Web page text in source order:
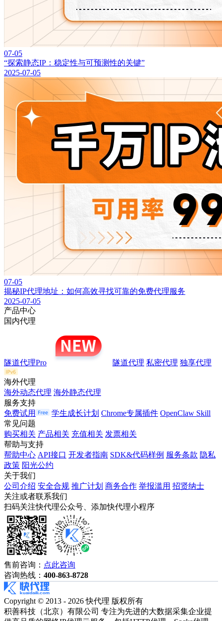
07-05
“探索静态IP：稳定性与可预测性的关键”
2025-07-05
07-05
揭秘IP代理地址：如何高效寻找可靠的免费代理服务
2025-07-05
产品中心
国内代理
隧道代理Pro 隧道代理 私密代理 独享代理
海外代理
海外动态代理 海外静态代理
服务支持
免费试用
学生成长计划 Chrome专属插件 OpenClaw Skill
常见问题
购买相关 产品相关 充值相关 发票相关
帮助与支持
帮助中心 API接口 开发者指南 SDK&代码样例 服务条款 隐私
政策 阳光公约
关于我们
公司介绍 安全合规 推广计划 商务合作 举报滥用 招贤纳士
关注或者联系我们
扫码关注快代理公众号、添加快代理小程序
售前咨询： 点此咨询
咨询热线： 400-863-8728
Copyright © 2013 - 2026 快代理 版权所有
积善科技（北京）有限公司 专注为先进的大数据采集企业提